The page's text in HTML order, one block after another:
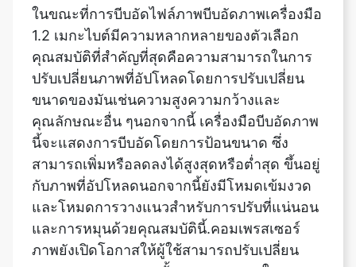
คุณสมบัติที่สำคัญที่สุดคือความสามารถในการ
ปรับเปลี่ยนภาพที่อัปโหลดโดยการปรับเปลี่ยน
ขนาดของมันเช่นความสูงความกว้างและ
คุณลักษณะอื่น ๆนอกจากนี้ เครื่องมือบีบอัดภาพ
นี้จะแสดงการบีบอัดโดยการป้อนขนาด ซึ่ง
สามารถเพิ่มหรือลดลงได้สูงสุดหรือต่ำสุด ขึ้นอยู่
กับภาพที่อัปโหลดนอกจากนี้ยังมีโหมดเข้มงวด
และโหมดการวางแนวสำหรับการปรับที่แน่นอน
และการหมุนด้วยคุณสมบัตินี้.คอมเพรสเซอร์
ภาพยังเปิดโอกาสให้ผู้ใช้สามารถปรับเปลี่ยน
คุณภาพของภาพรวมทั้งความสามารถในการ
แปลงรูปแบบภาพให้เป็นประโยชน์ของผู้ใช้